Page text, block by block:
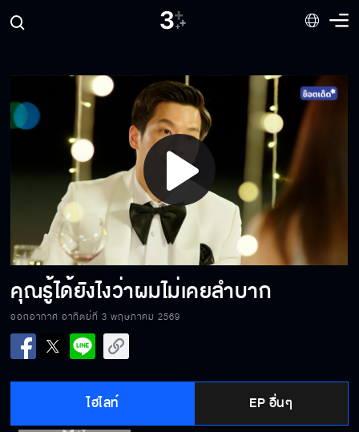
Play
Video
คุณรู้ได้ยังไงว่าผมไม่เคยลำบาก
ออกอากาศ อาทิตย์ที่ 3 พฤษภาคม 2569
ไฮไลท์ EP อื่นๆ
ถึงพ่อกับแม่จะไม่ได้อยู่ด้วยกันแล้ว แต่ก็ยังเป็นพ่อ
แม่ของหนูนะ
พวกคุณไม่มีสิทธิ์ตัดสินฉันแบบนี้
เราจัดการกับป้าคนนั้นไม่ได้ เราก็ต้องจัดการ
ความรู้สึกตัวเอง
หน้าที่คุณมุกยังไม่จบ ต้องกลับกับผม